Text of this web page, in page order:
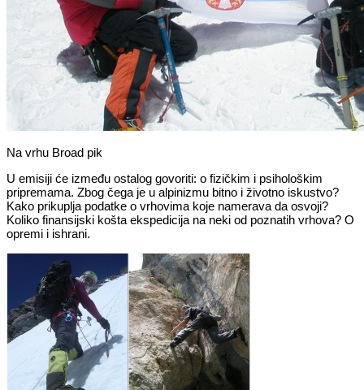
Na vrhu Broad pik
U emisiji će između ostalog govoriti: o fizičkim i psihološkim
pripremama. Zbog čega je u alpinizmu bitno i životno iskustvo?
Kako prikuplja podatke o vrhovima koje namerava da osvoji?
Koliko finansijski košta ekspedicija na neki od poznatih vrhova? O
opremi i ishrani.